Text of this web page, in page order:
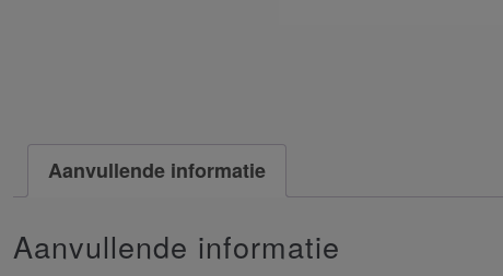
Aanvullende informatie
Aanvullende informatie